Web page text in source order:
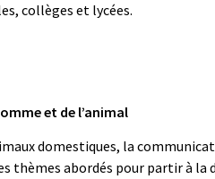
collèges et lycées.
et de l’animal
domestiques, la
thèmes abordés pour partir à